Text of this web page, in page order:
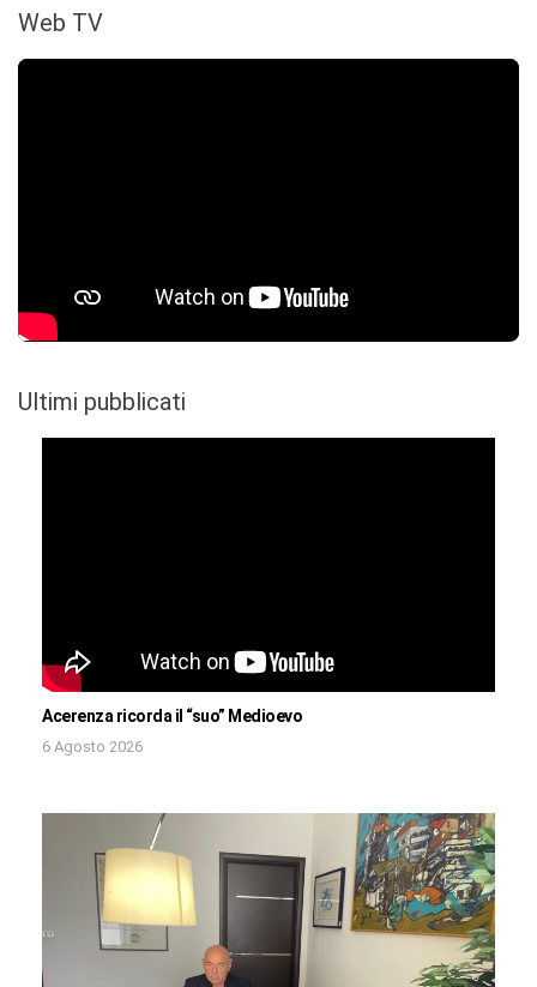
Web TV
Ultimi pubblicati
Acerenza ricorda il “suo” Medioevo
6 Agosto 2026